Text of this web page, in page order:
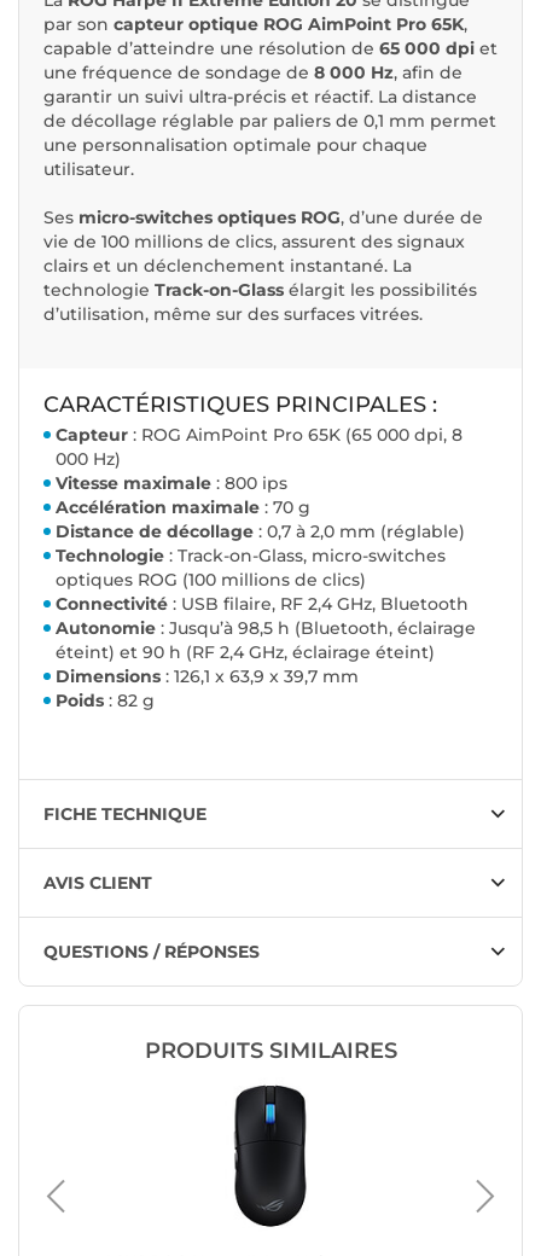
par son capteur optique ROG AimPoint Pro 65K,
capable d’atteindre une résolution de 65 000 dpi et
une fréquence de sondage de 8 000 Hz, afin de
garantir un suivi ultra-précis et réactif. La distance
de décollage réglable par paliers de 0,1 mm permet
une personnalisation optimale pour chaque
utilisateur.
Ses micro-switches optiques ROG, d’une durée de
vie de 100 millions de clics, assurent des signaux
clairs et un déclenchement instantané. La
technologie Track-on-Glass élargit les possibilités
d’utilisation, même sur des surfaces vitrées.
CARACTÉRISTIQUES PRINCIPALES :
Capteur : ROG AimPoint Pro 65K (65 000 dpi, 8
000 Hz)
Vitesse maximale : 800 ips
Accélération maximale : 70 g
Distance de décollage : 0,7 à 2,0 mm (réglable)
Technologie : Track-on-Glass, micro-switches
optiques ROG (100 millions de clics)
Connectivité : USB filaire, RF 2,4 GHz, Bluetooth
Autonomie : Jusqu’à 98,5 h (Bluetooth, éclairage
éteint) et 90 h (RF 2,4 GHz, éclairage éteint)
Dimensions : 126,1 x 63,9 x 39,7 mm
Poids : 82 g
FICHE TECHNIQUE
AVIS CLIENT
QUESTIONS / RÉPONSES
PRODUITS SIMILAIRES